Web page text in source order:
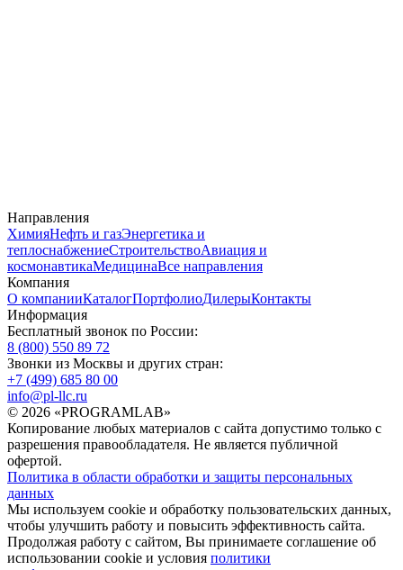
Направления
ХимияНефть и газЭнергетика и
теплоснабжениеСтроительствоАвиация и
космонавтикаМедицинаВсе направления
Компания
О компанииКаталогПортфолиоДилерыКонтакты
Информация
Бесплатный звонок по России:
8 (800) 550 89 72
Звонки из Москвы и других стран:
+7 (499) 685 80 00
info@pl-llc.ru
© 2026 «PROGRAMLAB»
Копирование любых материалов с сайта допустимо только с
разрешения правообладателя. Не является публичной
офертой.
Политика в области обработки и защиты персональных
данных
Мы используем cookie и обработку пользовательских данных,
чтобы улучшить работу и повысить эффективность сайта.
Продолжая работу с сайтом, Вы принимаете соглашение об
использовании cookie и условия политики